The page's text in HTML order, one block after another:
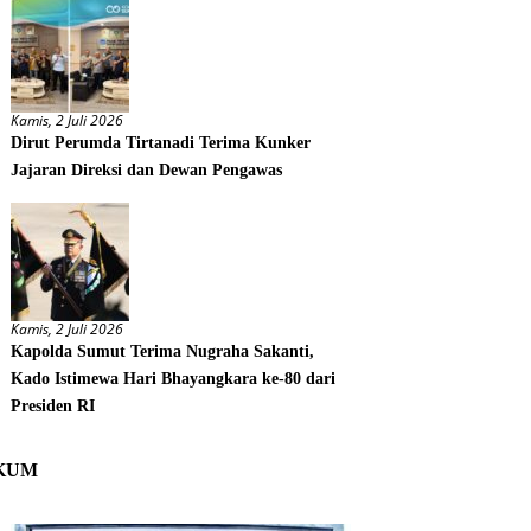
Kamis, 2 Juli 2026
Dirut Perumda Tirtanadi Terima Kunker
Jajaran Direksi dan Dewan Pengawas
Kamis, 2 Juli 2026
Kapolda Sumut Terima Nugraha Sakanti,
Kado Istimewa Hari Bhayangkara ke-80 dari
Presiden RI